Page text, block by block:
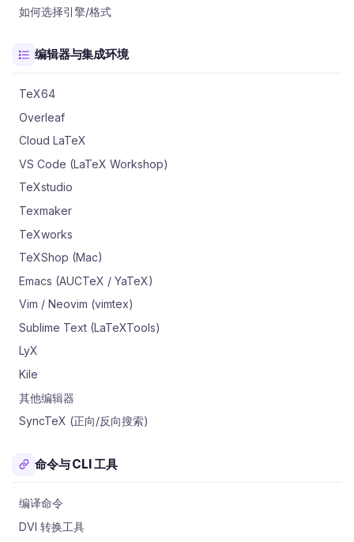
如何选择引擎/格式
编辑器与集成环境
TeX64
Overleaf
Cloud LaTeX
VS Code (LaTeX Workshop)
TeXstudio
Texmaker
TeXworks
TeXShop (Mac)
Emacs (AUCTeX / YaTeX)
Vim / Neovim (vimtex)
Sublime Text (LaTeXTools)
LyX
Kile
其他编辑器
SyncTeX (正向/反向搜索)
命令与 CLI 工具
编译命令
DVI 转换工具